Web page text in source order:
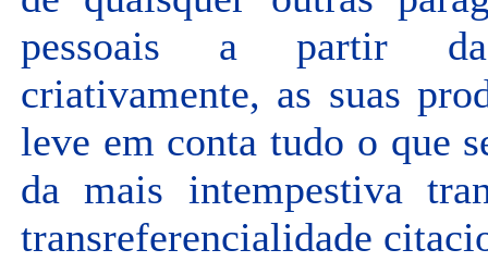
pessoais a partir
criativamente, as suas
leve em conta tudo o que
da mais intempestiva
transreferencialidade